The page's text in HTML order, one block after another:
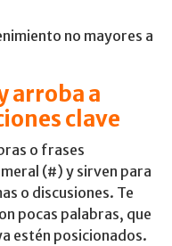
no mayores a
arroba a
clave
o frases
(#) y sirven para
o discusiones. Te
pocas palabras, que
estén posicionados.